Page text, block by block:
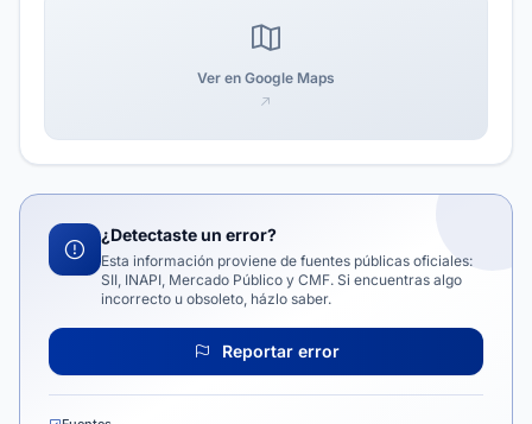
Ver en Google Maps
¿Detectaste un error?
Esta información proviene de fuentes públicas oficiales:
SII, INAPI, Mercado Público y CMF. Si encuentras algo
incorrecto u obsoleto, házlo saber.
Reportar error